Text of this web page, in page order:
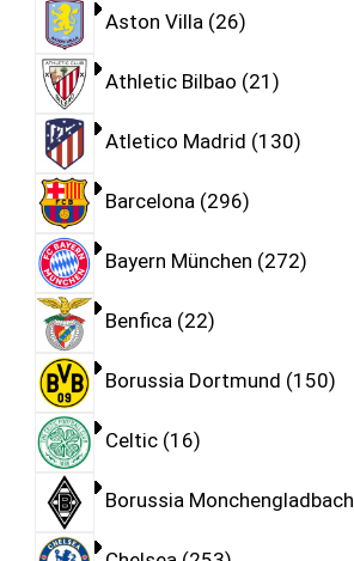
Aston Villa 26
Athletic Bilbao 21
Atletico Madrid 130
Barcelona 296
Bayern München 272
Benfica 22
Borussia Dortmund 150
Celtic 16
Borussia Monchengladbach